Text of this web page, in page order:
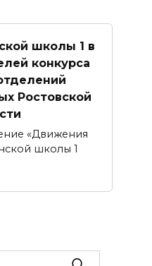
школы 1 в
конкурса
Ростовской
«Движения
школы 1